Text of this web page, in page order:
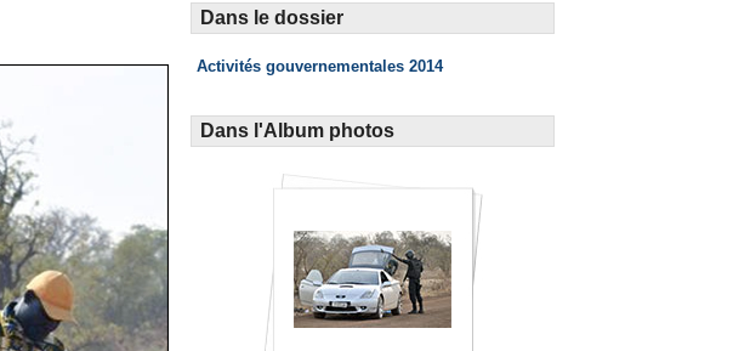
Dans le dossier
Activités gouvernementales 2014
Dans l'Album photos